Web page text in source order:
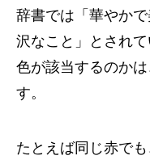
辞書では「華やか
沢なこと」とされ
色が該当するのか
す。
たとえば同じ赤で